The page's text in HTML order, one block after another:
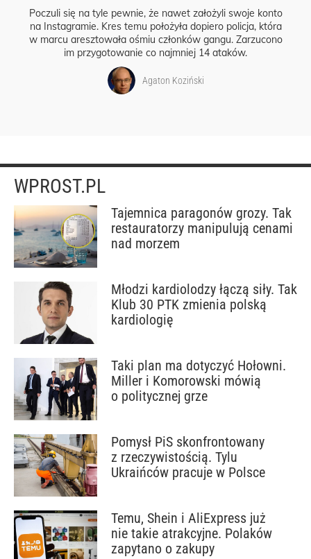
Poczuli się na tyle pewnie, że nawet założyli swoje konto
na Instagramie. Kres temu położyła dopiero policja, która
w marcu aresztowała ośmiu członków gangu. Zarzucono
im przygotowanie co najmniej 14 ataków.
Agaton Koziński
WPROST.PL
Tajemnica paragonów grozy. Tak
restauratorzy manipulują cenami
nad morzem
Młodzi kardiolodzy łączą siły. Tak
Klub 30 PTK zmienia polską
kardiologię
Taki plan ma dotyczyć Hołowni.
Miller i Komorowski mówią
o politycznej grze
Pomysł PiS skonfrontowany
z rzeczywistością. Tylu
Ukraińców pracuje w Polsce
Temu, Shein i AliExpress już
nie takie atrakcyjne. Polaków
zapytano o zakupy